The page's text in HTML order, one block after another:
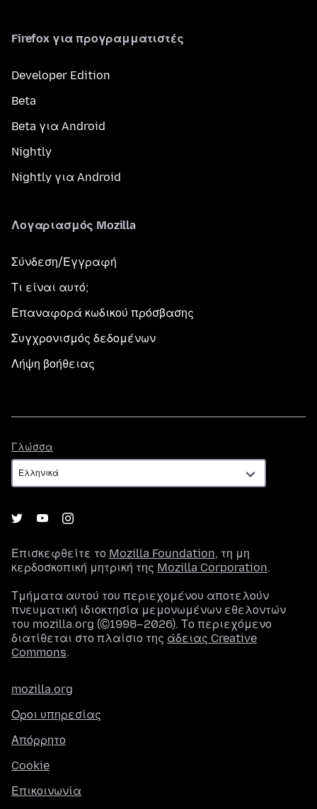
Firefox για προγραμματιστές
Developer Edition
Beta
Beta για Android
Nightly
Nightly για Android
Λογαριασμός Mozilla
Σύνδεση/Εγγραφή
Τι είναι αυτό;
Επαναφορά κωδικού πρόσβασης
Συγχρονισμός δεδομένων
Λήψη βοήθειας
Γλώσσα
Επισκεφθείτε το Mozilla Foundation, τη μη
κερδοσκοπική μητρική της Mozilla Corporation.
Τμήματα αυτού του περιεχομένου αποτελούν
πνευματική ιδιοκτησία μεμονωμένων εθελοντών
του mozilla.org (©1998–2026). Το περιεχόμενο
διατίθεται στο πλαίσιο της άδειας Creative
Commons.
mozilla.org
Όροι υπηρεσίας
Απόρρητο
Cookie
Επικοινωνία